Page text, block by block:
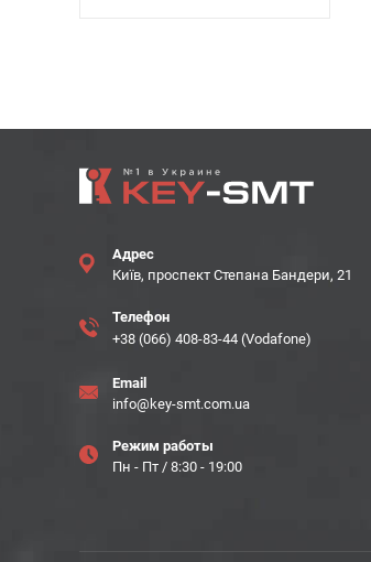
Адрес
Київ, проспект Степана Бандери, 21
Телефон
+38 (066) 408-83-44 (Vodafone)
Email
info@key-smt.com.ua
Режим работы
Пн - Пт / 8:30 - 19:00